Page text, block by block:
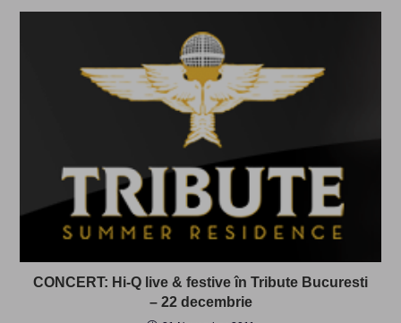
CONCERT: Hi-Q live & festive în Tribute Bucuresti
– 22 decembrie